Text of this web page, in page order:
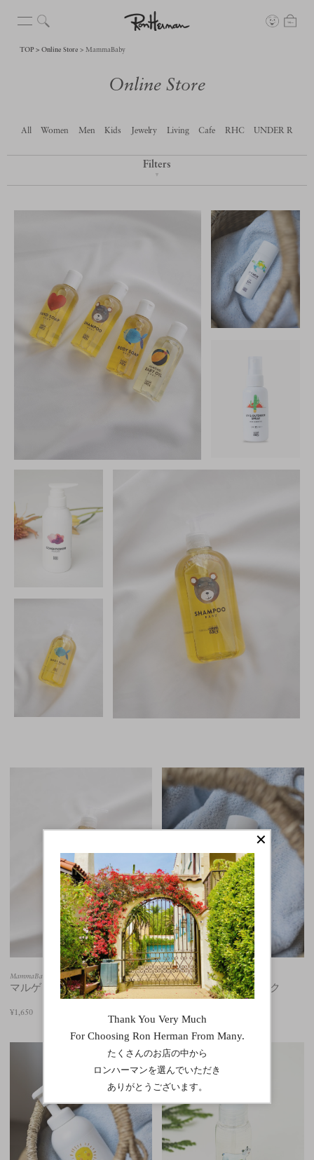
TOP Online Store MammaBaby
Online Store
All Women Men Kids Jewelry Living Cafe RHC UNDER R
Filters
▼
MammaBaby
マルゲリータ ハンドソープ
¥1,650
MammaBaby
ノン ケミカル UV ミルク
（SPF30 PA+++）
¥2,420